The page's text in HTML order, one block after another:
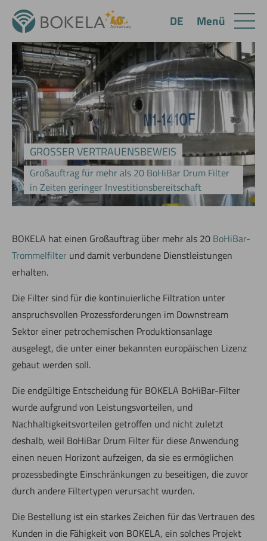
GROSSER VERTRAUENSBEWEIS
Großauftrag für mehr als 20 BoHiBar Drum Filter
in Zeiten geringer Investitionsbereitschaft
BOKELA hat einen Großauftrag über mehr als 20 BoHiBar-
Trommelfilter und damit verbundene Dienstleistungen
erhalten.
Die Filter sind für die kontinuierliche Filtration unter
anspruchsvollen Prozessforderungen im Downstream
Sektor einer petrochemischen Produktionsanlage
ausgelegt, die unter einer bekannten europäischen Lizenz
gebaut werden soll.
Die endgültige Entscheidung für BOKELA BoHiBar-Filter
wurde aufgrund von Leistungsvorteilen, und
Nachhaltigkeitsvorteilen getroffen und nicht zuletzt
deshalb, weil BoHiBar Drum Filter für diese Anwendung
einen neuen Horizont aufzeigen, da sie es ermöglichen
prozessbedingte Einschränkungen zu beseitigen, die zuvor
durch andere Filtertypen verursacht wurden.
Die Bestellung ist ein starkes Zeichen für das Vertrauen des
Kunden in die Fähigkeit von BOKELA, ein solches Projekt
Menü
DE